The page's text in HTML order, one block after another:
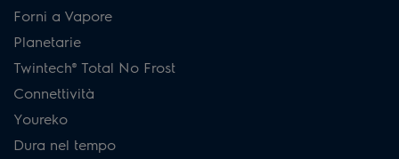
Forni a Vapore
Planetarie
Twintech® Total No Frost
Connettività
Youreko
Dura nel tempo